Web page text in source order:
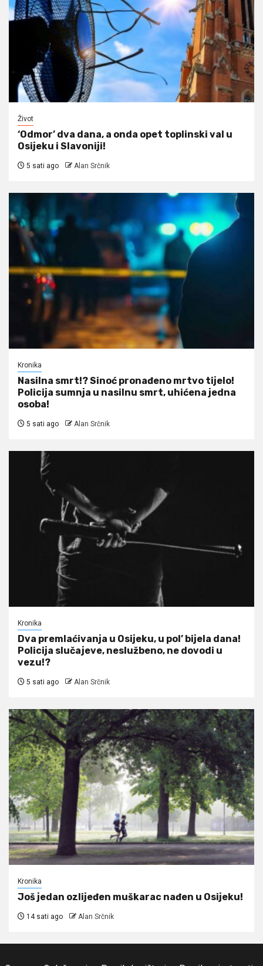
Život
‘Odmor’ dva dana, a onda opet toplinski val u
Osijeku i Slavoniji!
5 sati ago Alan Srčnik
Kronika
Nasilna smrt!? Sinoć pronađeno mrtvo tijelo!
Policija sumnja u nasilnu smrt, uhićena jedna
osoba!
5 sati ago Alan Srčnik
Kronika
Dva premlaćivanja u Osijeku, u pol’ bijela dana!
Policija slučajeve, neslužbeno, ne dovodi u
vezu!?
5 sati ago Alan Srčnik
Kronika
Još jedan ozlijeđen muškarac nađen u Osijeku!
14 sati ago Alan Srčnik